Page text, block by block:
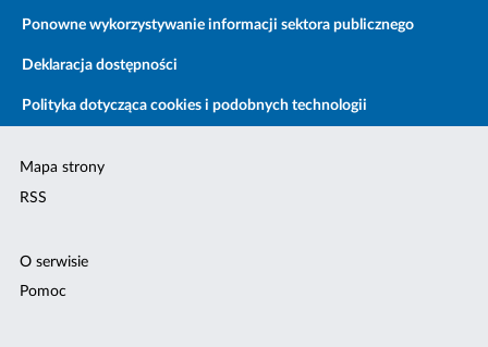
Ponowne wykorzystywanie informacji sektora publicznego
Deklaracja dostępności
Polityka dotycząca cookies i podobnych technologii
Mapa strony
RSS
O serwisie
Pomoc